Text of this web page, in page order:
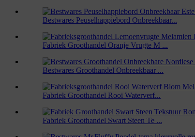
Bestwares Peuselhappiebord Onbreekbaar...
Fabriek Groothandel Oranje Vrugte M ...
Bestwares Groothandel Onbreekbaar ...
Fabriek Groothandel Rooi Waterverf...
Fabriek Groothandel Swart Steen Te ...